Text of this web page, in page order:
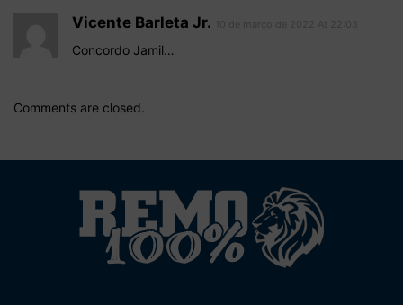
Vicente Barleta Jr.
Concordo Jamil…
Comments are closed.